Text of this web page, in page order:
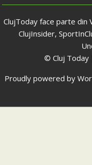
ClujToday face parte din
ClujInsider,
© Cluj
Proudly powered by